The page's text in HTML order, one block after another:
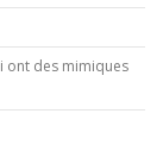
ont des mimiques